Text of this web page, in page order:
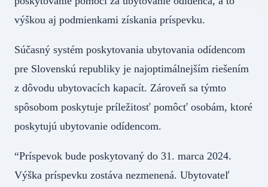
výškou aj podmienkami získania príspevku.
Súčasný systém poskytovania ubytovania odídencom
pre Slovenskú republiky je najoptimálnejším riešením
z dôvodu ubytovacích kapacít. Zároveň sa týmto
spôsobom poskytuje príležitosť pomôcť osobám, ktoré
poskytujú ubytovanie odídencom.
“Príspevok bude poskytovaný do 31. marca 2024.
Výška príspevku zostáva nezmenená. Ubytovateľ